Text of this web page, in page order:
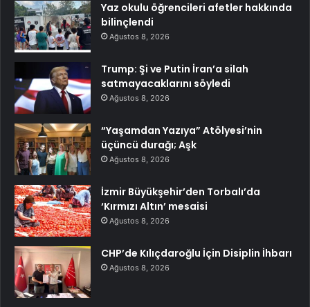
Yaz okulu öğrencileri afetler hakkında
bilinçlendi
Ağustos 8, 2026
Trump: Şi ve Putin İran’a silah
satmayacaklarını söyledi
Ağustos 8, 2026
“Yaşamdan Yazıya” Atölyesi’nin
üçüncü durağı; Aşk
Ağustos 8, 2026
İzmir Büyükşehir’den Torbalı’da
‘Kırmızı Altın’ mesaisi
Ağustos 8, 2026
CHP’de Kılıçdaroğlu İçin Disiplin İhbarı
Ağustos 8, 2026